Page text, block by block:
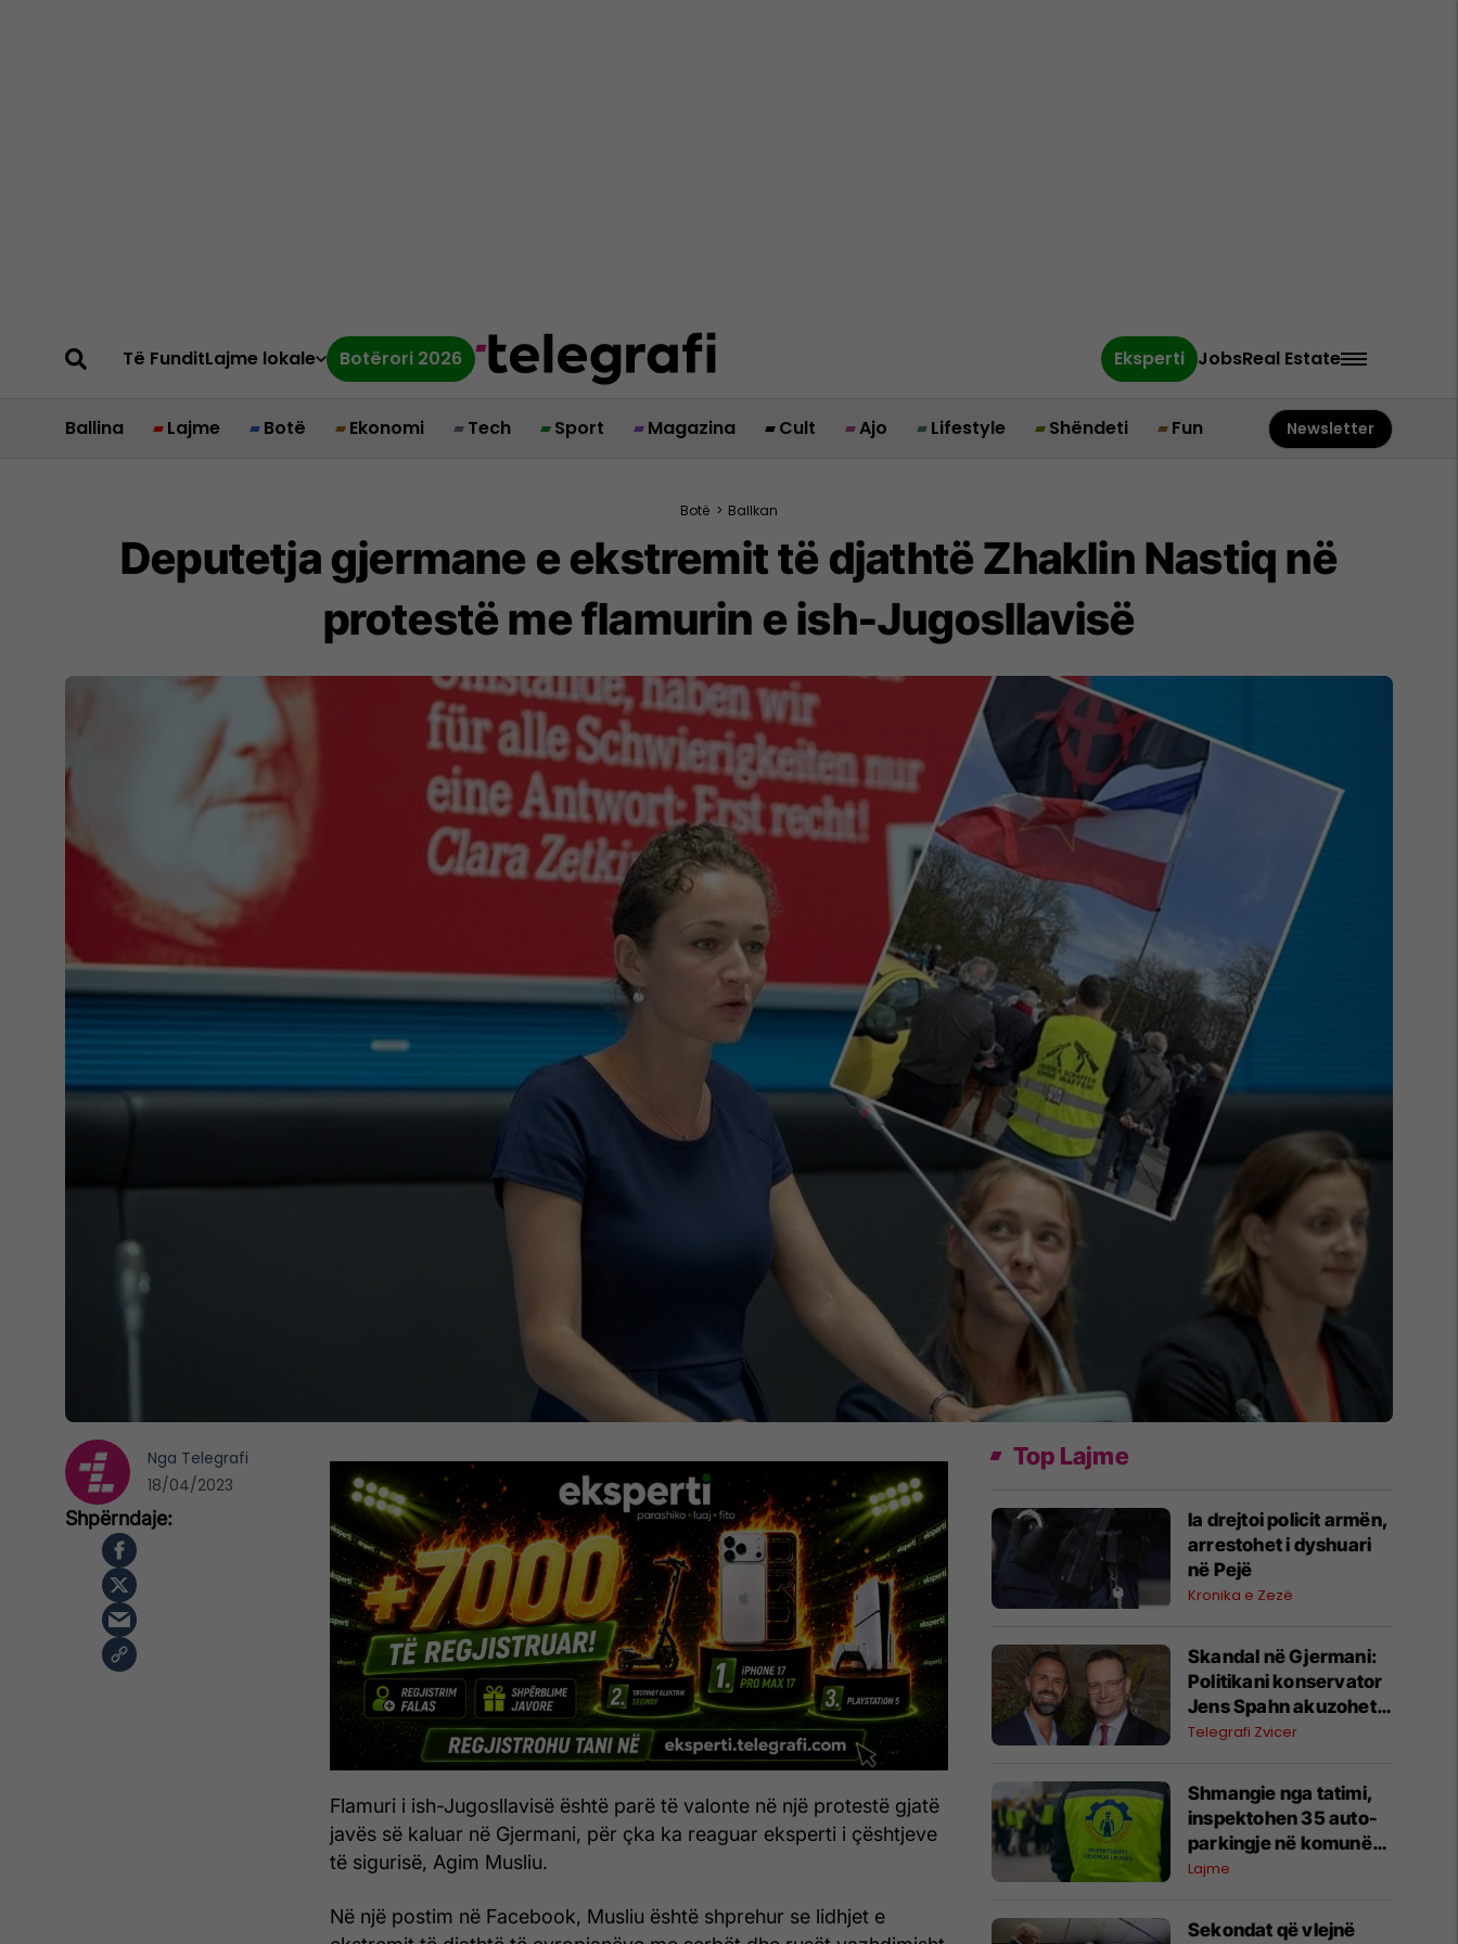
Të FunditLajme lokale Botërori 2026 Eksperti JobsReal Estate
Ballina Lajme Botë Ekonomi Tech Sport Magazina Cult Ajo Lifestyle Shëndeti Fun Newsletter
Botë > Ballkan
Deputetja gjermane e ekstremit të djathtë Zhaklin Nastiq në
protestë me flamurin e ish-Jugosllavisë
Flamuri i ish-Jugosllavisë është parë të valonte në një protestë gjatë
javës së kaluar në Gjermani, për çka ka reaguar eksperti i çështjeve
të sigurisë, Agim Musliu.
Në një postim në Facebook, Musliu është shprehur se lidhjet e
Nga Telegrafi
18/04/2023
Top Lajme
Ia drejtoi policit armën,
arrestohet i dyshuari
në Pejë
Kronika e Zezë
Skandal në Gjermani:
Politikani konservator
Jens Spahn akuzohet
për hipokrizi pas lindjes
surrogate në SHBA
Telegrafi Zvicer
Shmangie nga tatimi,
inspektohen 35 auto-
parkingje në komunën
e Gjilanit dhe Vitisë –
Lajme
Sekondat që vlejnë